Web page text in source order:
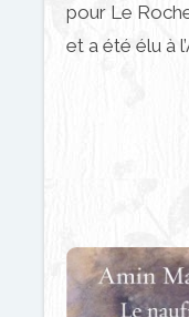
pour Le
et a été élu à